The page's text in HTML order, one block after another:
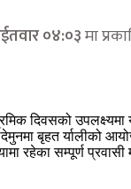
०४:०३मा
दिवसको
बृहत र्यालीको
रहेका सम्पूर्ण